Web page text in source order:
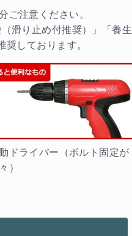
ご注意ください。
滑り止め付推奨）」「養生
しております。
ドライバー（ボルト固定が
）